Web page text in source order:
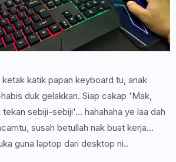
katik papan keyboard tu, anak
duk gelakkan. Siap cakap 'Mak,
sebiji-sebiji'... hahahaha ye laa dah
susah betullah nak buat kerja...
guna laptop dari desktop ni..